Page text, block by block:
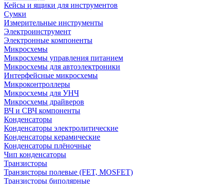
Кейсы и ящики для инструментов
Сумки
Измерительные инструменты
Электроинструмент
Электронные компоненты
Микросхемы
Микросхемы управления питанием
Микросхемы для автоэлектроники
Интерфейсные микросхемы
Микроконтроллеры
Микросхемы для УНЧ
Микросхемы драйверов
ВЧ и СВЧ компоненты
Конденсаторы
Конденсаторы электролитические
Конденсаторы керамические
Конденсаторы плёночные
Чип конденсаторы
Транзисторы
Транзисторы полевые (FET, MOSFET)
Транзисторы биполярные